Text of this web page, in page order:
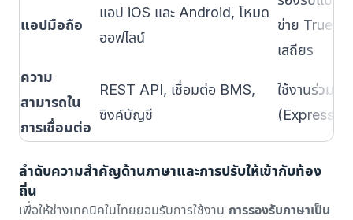
แอปมือถือ
แอป iOS และ Android, โหมด
ออฟไลน์
ข่าย True,
เสถียร
ความ
สามารถใน
การเชื่อมต่อ
REST API, เชื่อมต่อ BMS,
ซิงค์บัญชี
ใช้งานร่วมกั
(Express,
ลำดับความสำคัญด้านภาษาและการปรับให้เข้ากับท้อง
ถิ่น
เพื่อให้ช่างเทคนิคในไทยยอมรับการใช้งาน การรองรับภาษาเป็น